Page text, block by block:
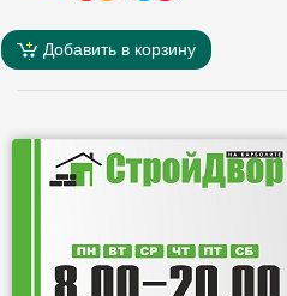
Добавить в корзину